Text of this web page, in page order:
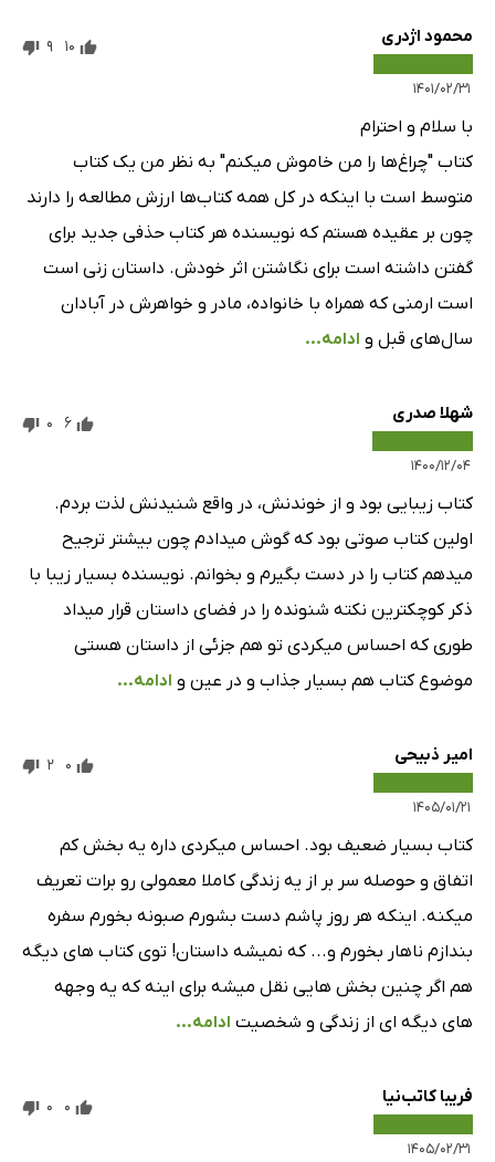
محمود اژدری
۱۴۰۱/۰۲/۳۱
10
9
با سلام و احترام
کتاب "چراغ‌ها را من خاموش میکنم" به نظر من یک کتاب
متوسط است با اینکه در کل همه کتاب‌ها ارزش مطالعه را دارند
چون بر عقیده هستم که نویسنده هر کتاب حذفی جدید برای
گفتن داشته است برای نگاشتن اثر خودش. داستان زنی است
است ارمنی که همراه با خانواده، مادر و خواهرش در آبادان
سال‌های قبل و ادامه...
شهلا صدری
۱۴۰۰/۱۲/۰۴
6
0
کتاب زیبایی بود و از خوندنش، در واقع شنیدنش لذت بردم.
اولین کتاب صوتی بود که گوش میدادم چون بیشتر ترجیح
میدهم کتاب را در دست بگیرم و بخوانم. نویسنده بسیار زیبا با
ذکر کوچکترین نکته شنونده را در فضای داستان قرار میداد
طوری که احساس میکردی تو هم جزئی از داستان هستی
موضوع کتاب هم بسیار جذاب و در عین و ادامه...
امیر ذبیحی
۱۴۰۵/۰۱/۲۱
0
2
کتاب بسیار ضعیف بود. احساس میکردی داره یه بخش کم
اتفاق و حوصله سر بر از یه زندگی کاملا معمولی رو برات تعریف
میکنه. اینکه هر روز پاشم دست بشورم صبونه بخورم سفره
بندازم ناهار بخورم و... که نمیشه داستان! توی کتاب های دیگه
هم اگر چنین بخش هایی نقل میشه برای اینه که یه وجهه
های دیگه ای از زندگی و شخصیت ادامه...
فریبا کاتب‌نیا
۱۴۰۵/۰۲/۳۱
0
0